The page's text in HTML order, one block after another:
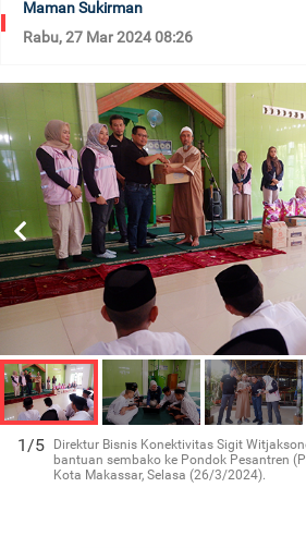
Maman Sukirman
Rabu, 27 Mar 2024 08:26
1/5
Direktur Bisnis Konektivitas Sigit
bantuan sembako ke Pondok Pesantren
Kota Makassar, Selasa (26/3/2024).